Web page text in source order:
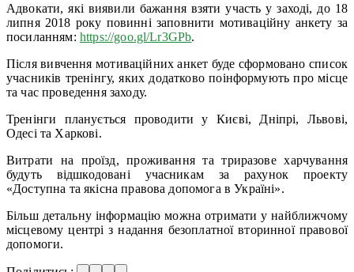
Адвокати, які виявили бажання взяти участь у заході, до 18
липня 2018 року повинні заповнити мотиваційну анкету за
посиланням: https://goo.gl/Lr3GPb.
Після вивчення мотиваційних анкет буде сформовано список
учасників тренінгу, яких додатково поінформують про місце
та час проведення заходу.
Тренінги планується проводити у Києві, Дніпрі, Львові,
Одесі та Харкові.
Витрати на проїзд, проживання та триразове харчування
будуть відшкодовані учасникам за рахунок проекту
«Доступна та якісна правова допомога в Україні».
Більш детальну інформацію можна отримати у найближчому
місцевому центрі з надання безоплатної вторинної правової
допомоги.